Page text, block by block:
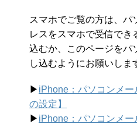
スマホでご覧の方は、パ
レスをスマホで受信でき
込むか、このページをパ
し込むようにお願いしま
▶︎ iPhone：パソコンメー
の設定】
▶︎ iPhone：パソコンメ